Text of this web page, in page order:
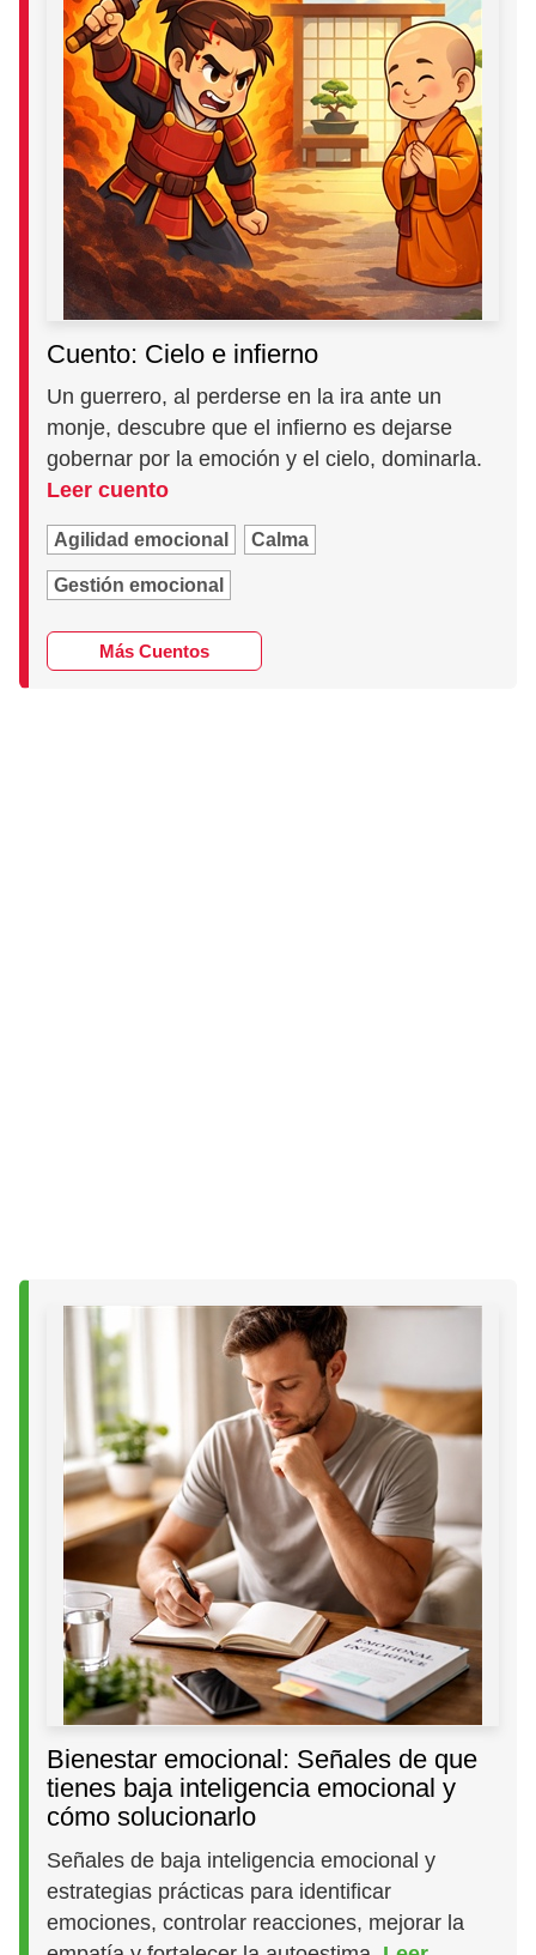
Cuento: Cielo e infierno
Un guerrero, al perderse en la ira ante un
monje, descubre que el infierno es dejarse
gobernar por la emoción y el cielo, dominarla.
Leer cuento
Agilidad emocional Calma
Gestión emocional
Más Cuentos
Bienestar emocional: Señales de que
tienes baja inteligencia emocional y
cómo solucionarlo
Señales de baja inteligencia emocional y
estrategias prácticas para identificar
emociones, controlar reacciones, mejorar la